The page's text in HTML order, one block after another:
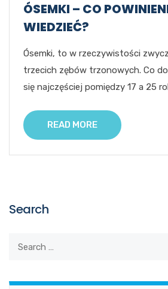
ÓSEMKI – CO
WIEDZIEĆ?
Ósemki, to w rzeczywistości
trzecich zębów trzonowych. Co
się najczęściej pomiędzy 17 a 25
READ MORE
Search